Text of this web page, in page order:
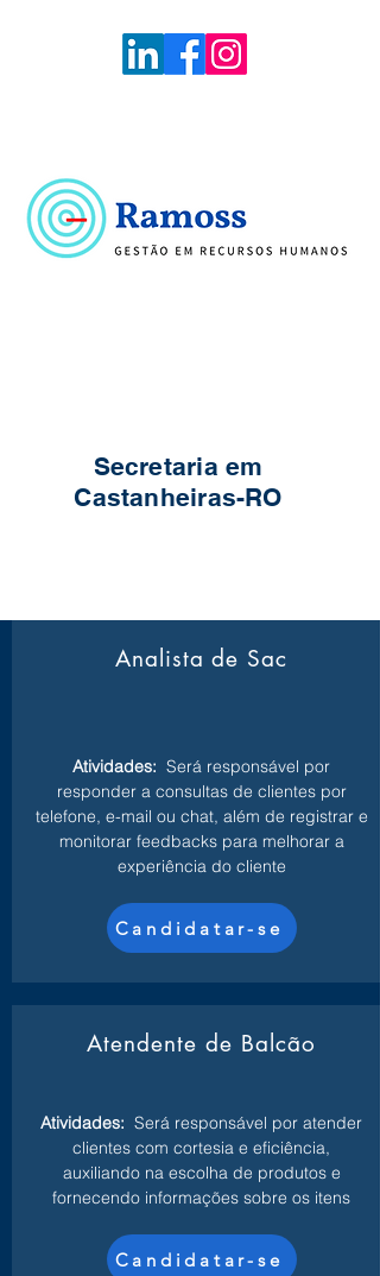
Secretaria em
Castanheiras-RO
Analista de Sac
Atividades: Será responsável por
responder a consultas de clientes por
telefone, e-mail ou chat, além de registrar e
monitorar feedbacks para melhorar a
experiência do cliente
Candidatar-se
Atendente de Balcão
Atividades: Será responsável por atender
clientes com cortesia e eficiência,
auxiliando na escolha de produtos e
fornecendo informações sobre os itens
Candidatar-se